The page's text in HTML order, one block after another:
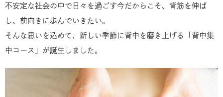
不安定な社会の中で日々を過ごす今だからこそ、背筋を伸ば
し、前向きに歩んでいきたい。
そんな思いを込めて、新しい季節に背中を磨き上げる「背中集
中コース」が誕生しました。